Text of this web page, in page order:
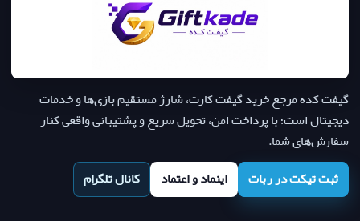
گیفت کده مرجع خرید گیفت کارت، شارژ مستقیم بازی‌ها و خدمات
دیجیتال است؛ با پرداخت امن، تحویل سریع و پشتیبانی واقعی کنار
سفارش‌های شما.
ثبت تیکت در ربات
اینماد و اعتماد کانال تلگرام